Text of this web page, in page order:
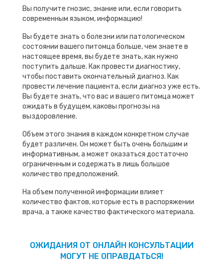
Вы получите гнозис, знание или, если говорить
современным языком, информацию!
Вы будете знать о болезни или патологическом
состоянии вашего питомца больше, чем знаете в
настоящее время, вы будете знать, как нужно
поступить дальше. Как провести диагностику,
чтобы поставить окончательный диагноз. Как
провести лечение пациента, если диагноз уже есть.
Вы будете знать, что вас и вашего питомца может
ожидать в будущем, каковы прогнозы на
выздоровление.
Объем этого знания в каждом конкретном случае
будет различен. Он может быть очень большим и
информативным, а может оказаться достаточно
ограниченным и содержать в лишь большое
количество предположений.
На объем полученной информации влияет
количество фактов, которые есть в распоряжении
врача, а также качество фактического материала.
ОЖИДАНИЯ ОТ ОНЛАЙН КОНСУЛЬТАЦИИ
МОГУТ НЕ ОПРАВДАТЬСЯ!